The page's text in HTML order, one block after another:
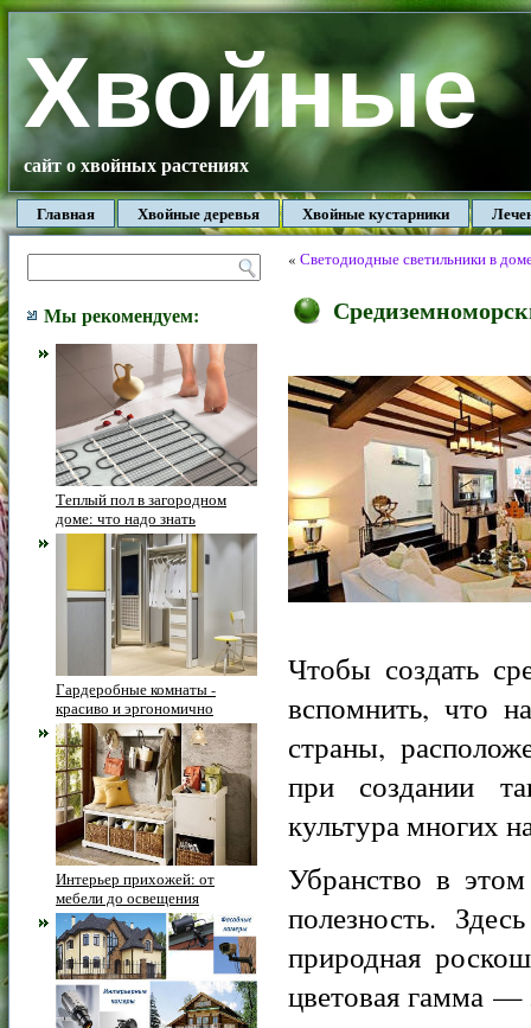
Хвойные
сайт о хвойных растениях
Главная Хвойные деревья Хвойные кустарники
Мы рекомендуем:
Теплый пол в загородном
доме: что надо знать
Гардеробные комнаты -
красиво и эргономично
Интерьер прихожей: от
мебели до освещения
« Светодиодные светильники в
Чтобы создать
вспомнить, что
страны,
при создании
культура многих
Убранство в этом
полезность.
природная
цветовая гамма —